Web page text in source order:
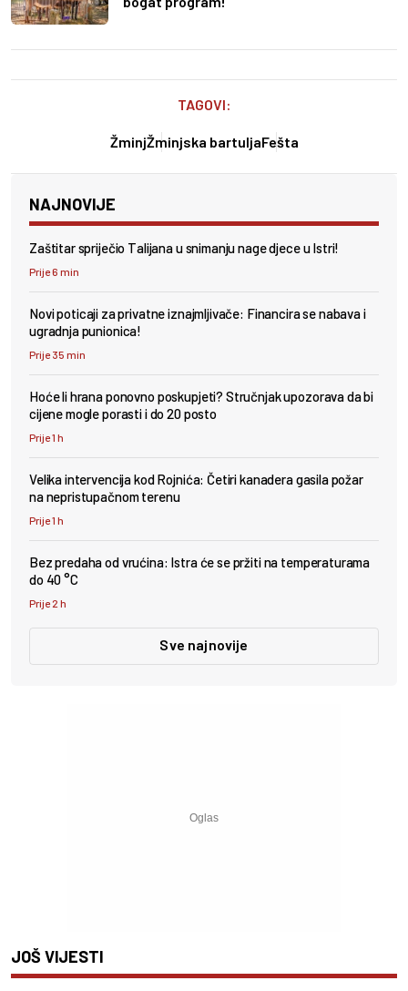
TAGOVI:
ŽminjŽminjska bartuljaFešta
NAJNOVIJE
Zaštitar spriječio Talijana u snimanju nage djece u Istri!
Prije 6 min
Novi poticaji za privatne iznajmljivače: Financira se nabava i
ugradnja punionica!
Prije 35 min
Hoće li hrana ponovno poskupjeti? Stručnjak upozorava da bi
cijene mogle porasti i do 20 posto
Prije 1 h
Velika intervencija kod Rojnića: Četiri kanadera gasila požar
na nepristupačnom terenu
Prije 1 h
Bez predaha od vrućina: Istra će se pržiti na temperaturama
do 40 °C
Prije 2 h
Sve najnovije
JOŠ VIJESTI